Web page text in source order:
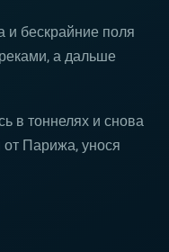
и бескрайние поля
а дальше
в тоннелях и снова
Парижа, унося